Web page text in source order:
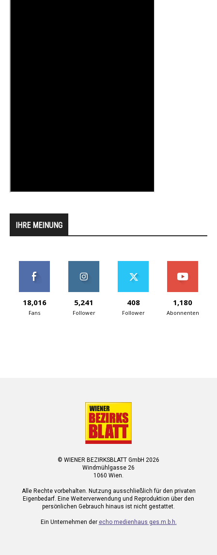
IHRE MEINUNG
18,016
Fans
5,241
Follower
408
Follower
1,180
Abonnenten
© WIENER BEZIRKSBLATT GmbH 2026
Windmühlgasse 26
1060 Wien.
Alle Rechte vorbehalten. Nutzung ausschließlich für den privaten
Eigenbedarf. Eine Weiterverwendung und Reproduktion über den
persönlichen Gebrauch hinaus ist nicht gestattet.
Ein Unternehmen der echo medienhaus ges.m.b.h.